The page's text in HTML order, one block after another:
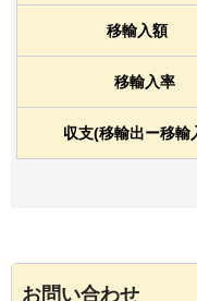
移輸入額
移輸入率
収支(移輸出ー移輸
お問い合わせ